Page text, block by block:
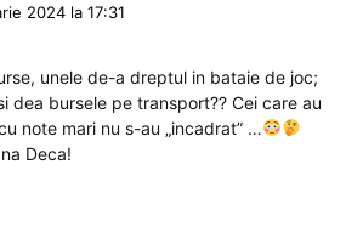
2024 la 17:31
unele de-a dreptul in bataie de joc;
dea bursele pe transport?? Cei care au
note mari nu s-au „incadrat” …
Deca!